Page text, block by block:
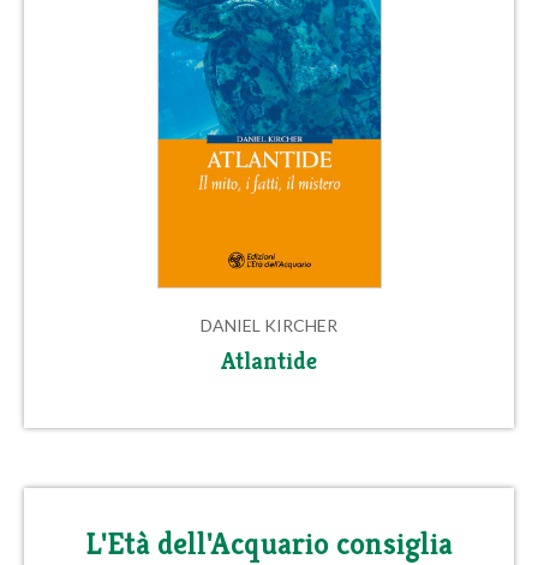
DANIEL KIRCHER
Atlantide
L'Età dell'Acquario consiglia